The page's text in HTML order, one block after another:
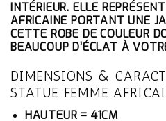
INTÉRIEUR. ELLE
AFRICAINE PORTANT UNE
CETTE ROBE DE COULEUR
BEAUCOUP D’ÉCLAT À
DIMENSIONS &
STATUE FEMME
HAUTEUR = 41CM